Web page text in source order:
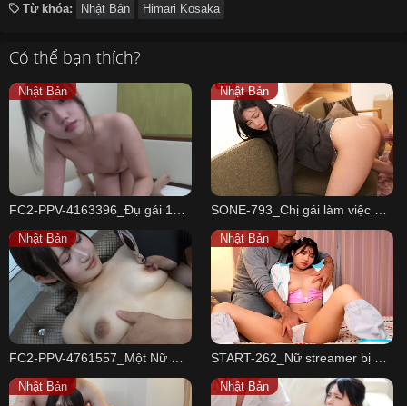
Từ khóa: Nhật Bản Himari Kosaka
Có thể bạn thích?
Nhật Bản
FC2-PPV-4163396_Đụ gái 18 non tơ thật sự sướng
Nhật Bản
SONE-793_Chị gái làm việc online mặc đồ hở hang
Nhật Bản Nhật Bản
Nhật Bản Nhật Bản